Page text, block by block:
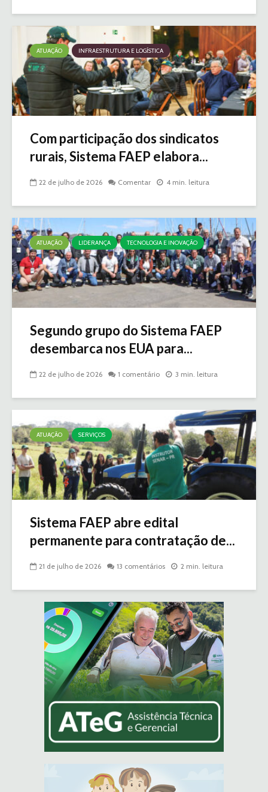
ATUAÇÃO INFRAESTRUTURA E LOGÍSTICA
Com participação dos sindicatos
rurais, Sistema FAEP elabora...
22 de julho de 2026 Comentar 4 min. leitura
ATUAÇÃO LIDERANÇA TECNOLOGIA E INOVAÇÃO
Segundo grupo do Sistema FAEP
desembarca nos EUA para...
22 de julho de 2026 1 comentário 3 min. leitura
ATUAÇÃO SERVIÇOS
Sistema FAEP abre edital
permanente para contratação de...
21 de julho de 2026 13 comentários 2 min. leitura